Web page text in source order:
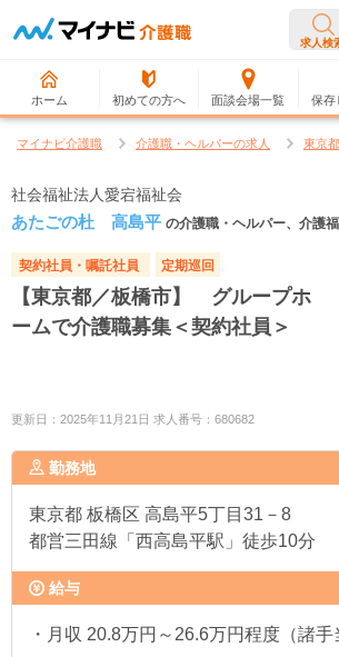
求人検
ホーム 初めての方へ 面談会場一覧 保存
マイナビ介護職 介護職・ヘルパーの求人 東京
社会福祉法人愛宕福祉会
あたごの杜 高島平 の介護職・ヘルパー、介護
契約社員・嘱託社員 定期巡回
【東京都／板橋市】 グループホ
ームで介護職募集＜契約社員＞
更新日：2025年11月21日 求人番号：680682
勤務地
東京都 板橋区 高島平5丁目31－8
都営三田線「西高島平駅」徒歩10分
給与
・月収 20.8万円～26.6万円程度（諸手